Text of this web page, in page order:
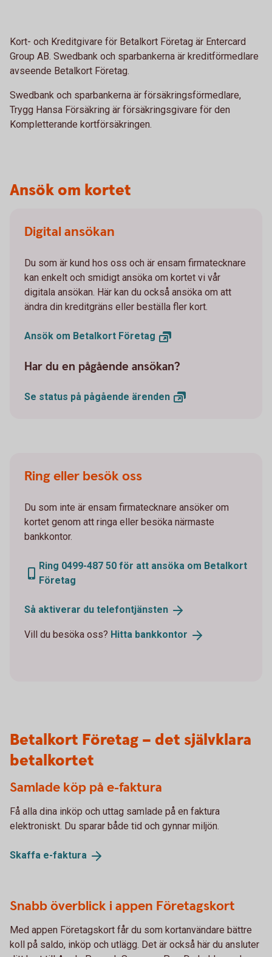
Kort- och Kreditgivare för Betalkort Företag är Entercard
Group AB. Swedbank och sparbankerna är kreditförmedlare
avseende Betalkort Företag.
Swedbank och sparbankerna är försäkringsförmedlare,
Trygg Hansa Försäkring är försäkringsgivare för den
Kompletterande kortförsäkringen.
Ansök om kortet
Digital ansökan
Du som är kund hos oss och är ensam firmatecknare
kan enkelt och smidigt ansöka om kortet vi vår
digitala ansökan. Här kan du också ansöka om att
ändra din kreditgräns eller beställa fler kort.
Ansök om Betalkort Företag
Har du en pågående ansökan?
Se status på pågående ärenden
Ring eller besök oss
Du som inte är ensam firmatecknare ansöker om
kortet genom att ringa eller besöka närmaste
bankkontor.
Ring 0499-487 50 för att ansöka om Betalkort
Företag
Så aktiverar du telefontjänsten
Vill du besöka oss? Hitta bankkontor
Betalkort Företag – det självklara
betalkortet
Samlade köp på e-faktura
Få alla dina inköp och uttag samlade på en faktura
elektroniskt. Du sparar både tid och gynnar miljön.
Skaffa e-faktura
Snabb överblick i appen Företagskort
Med appen Företagskort får du som kortanvändare bättre
koll på saldo, inköp och utlägg. Det är också här du ansluter